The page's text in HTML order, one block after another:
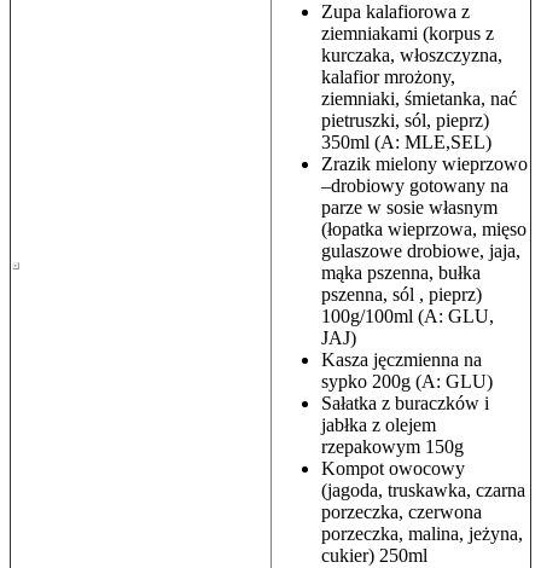
Zupa kalafiorowa z
ziemniakami (korpus z
kurczaka, włoszczyzna,
kalafior mrożony,
ziemniaki, śmietanka, nać
pietruszki, sól, pieprz)
350ml (A: MLE,SEL)
Zrazik mielony wieprzowo
–drobiowy gotowany na
parze w sosie własnym
(łopatka wieprzowa, mięso
gulaszowe drobiowe, jaja,
mąka pszenna, bułka
pszenna, sól , pieprz)
100g/100ml (A: GLU,
JAJ)
Kasza jęczmienna na
sypko 200g (A: GLU)
Sałatka z buraczków i
jabłka z olejem
rzepakowym 150g
Kompot owocowy
(jagoda, truskawka, czarna
porzeczka, czerwona
porzeczka, malina, jeżyna,
cukier) 250ml